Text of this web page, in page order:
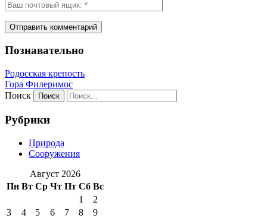
Познавательно
Родосская крепость
Гора Филеримос
Поиск
Рубрики
Природа
Сооружения
Август 2026
Пн Вт Ср Чт Пт Сб Вс
1
2
3
4 5 6 7 8
9